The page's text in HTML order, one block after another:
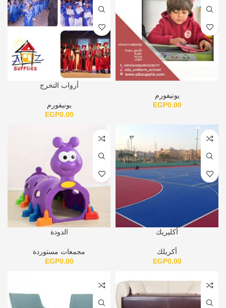
يونيفورم
EGP0.00
أرواب التخرج
يونيفورم
EGP0.00
أكليريك
أكريلك
EGP0.00
الدودة
مجمعات مستوردة
EGP0.00